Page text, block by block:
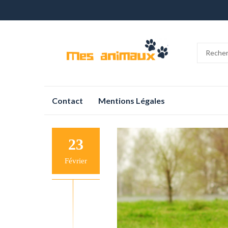
Contact Mentions Légales
23
Février